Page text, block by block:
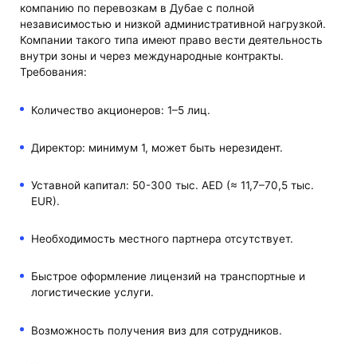
компанию по перевозкам в Дубае с полной
независимостью и низкой административной нагрузкой.
Компании такого типа имеют право вести деятельность
внутри зоны и через международные контракты.
Требования:
Количество акционеров: 1–5 лиц.
Директор: минимум 1, может быть нерезидент.
Уставной капитал: 50-300 тыс. AED (≈ 11,7–70,5 тыс.
EUR).
Необходимость местного партнера отсутствует.
Быстрое оформление лицензий на транспортные и
логистические услуги.
Возможность получения виз для сотрудников.